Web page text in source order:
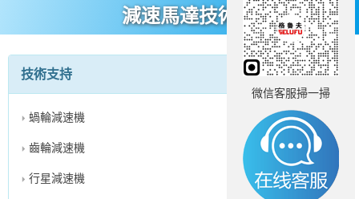
減速馬達技術
技術支持
蝸輪減速機
齒輪減速機
行星減速機
微信客服掃一掃